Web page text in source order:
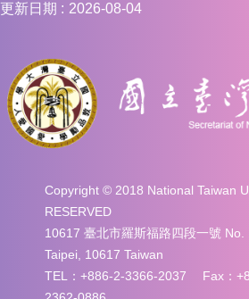
更新日期 2026-08-04
Copyright © 2018 National Taiwan
RESERVED
10617 臺北市羅斯福路四段一號
Taipei, 10617 Taiwan
TEL：+886-2-3366-2037 Fax：